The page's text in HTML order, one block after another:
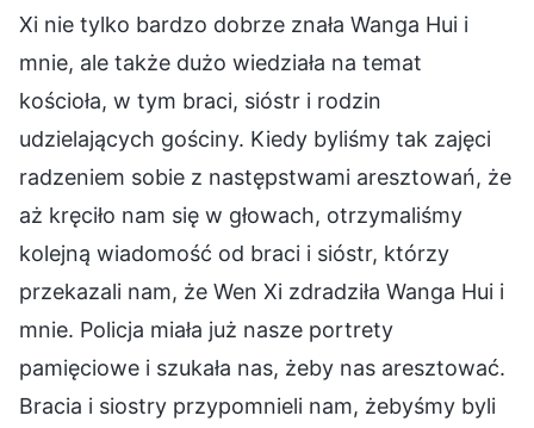
Xi nie tylko bardzo dobrze znała Wanga Hui i
mnie, ale także dużo wiedziała na temat
kościoła, w tym braci, sióstr i rodzin
udzielających gościny. Kiedy byliśmy tak zajęci
radzeniem sobie z następstwami aresztowań, że
aż kręciło nam się w głowach, otrzymaliśmy
kolejną wiadomość od braci i sióstr, którzy
przekazali nam, że Wen Xi zdradziła Wanga Hui i
mnie. Policja miała już nasze portrety
pamięciowe i szukała nas, żeby nas aresztować.
Bracia i siostry przypomnieli nam, żebyśmy byli